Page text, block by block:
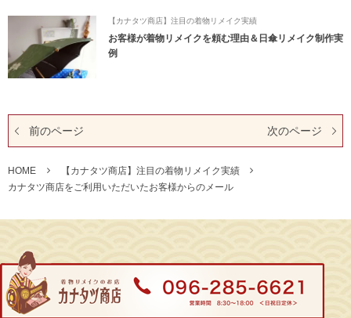
【カナタツ商店】注目の着物リメイク実績
お客様が着物リメイクを頼む理由＆日傘リメイク制作実
例
前のページ 次のページ
HOME
【カナタツ商店】注目の着物リメイク実績
カナタツ商店をご利用いただいたお客様からのメール